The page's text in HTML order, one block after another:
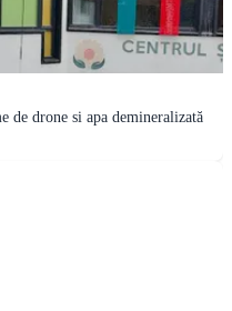
de drone si apa demineralizată